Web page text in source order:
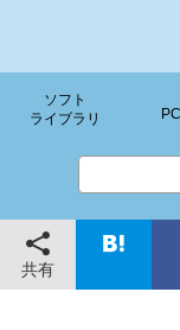
ソフト
ライブラリ
共有